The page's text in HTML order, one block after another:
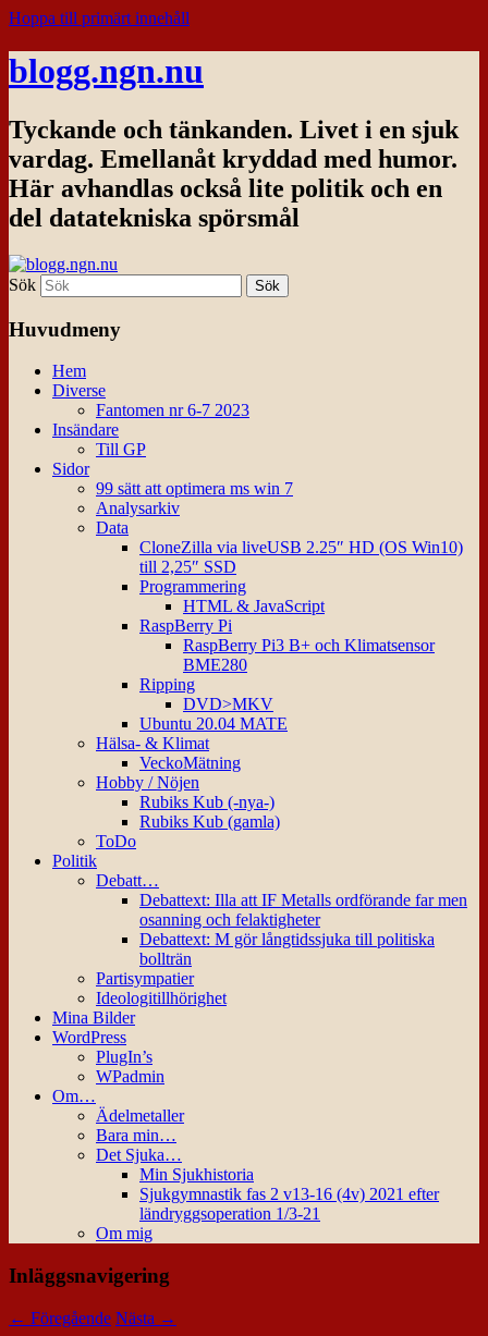
Hoppa till primärt innehåll
blogg.ngn.nu
Tyckande och tänkanden. Livet i en sjuk
vardag. Emellanåt kryddad med humor.
Här avhandlas också lite politik och en
del datatekniska spörsmål
Sök
Huvudmeny
Hem
Diverse
Fantomen nr 6-7 2023
Insändare
Till GP
Sidor
99 sätt att optimera ms win 7
Analysarkiv
Data
CloneZilla via liveUSB 2.25″ HD (OS Win10)
till 2,25″ SSD
Programmering
HTML & JavaScript
RaspBerry Pi
RaspBerry Pi3 B+ och Klimatsensor
BME280
Ripping
DVD>MKV
Ubuntu 20.04 MATE
Hälsa- & Klimat
VeckoMätning
Hobby / Nöjen
Rubiks Kub (-nya-)
Rubiks Kub (gamla)
ToDo
Politik
Debatt…
Debattext: Illa att IF Metalls ordförande far men
osanning och felaktigheter
Debattext: M gör långtidssjuka till politiska
bollträn
Partisympatier
Ideologitillhörighet
Mina Bilder
WordPress
PlugIn’s
WPadmin
Om…
Ädelmetaller
Bara min…
Det Sjuka…
Min Sjukhistoria
Sjukgymnastik fas 2 v13-16 (4v) 2021 efter
ländryggsoperation 1/3-21
Om mig
Inläggsnavigering
← Föregående Nästa →